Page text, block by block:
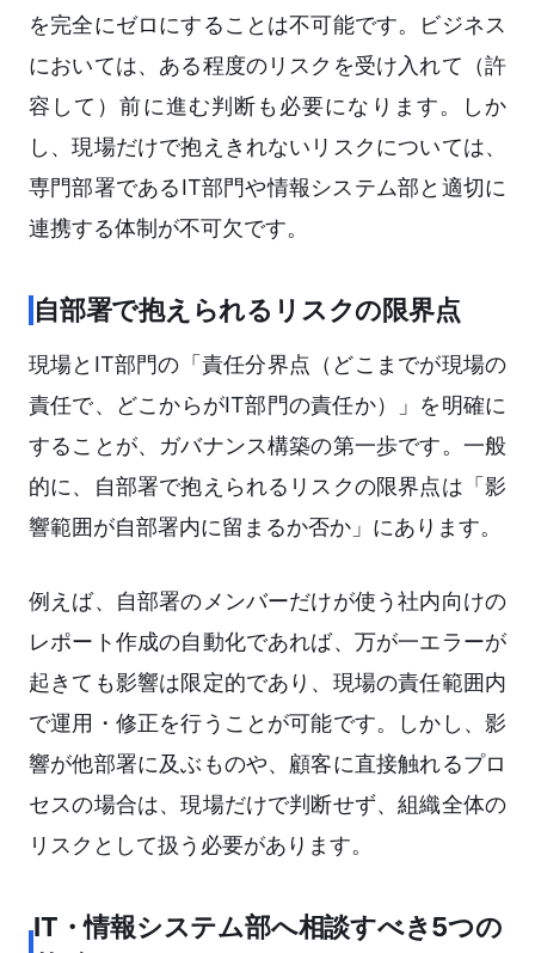
を完全にゼロにすることは不可能です。ビジネス
においては、ある程度のリスクを受け入れて（許
容して）前に進む判断も必要になります。しか
し、現場だけで抱えきれないリスクについては、
専門部署であるIT部門や情報システム部と適切に
連携する体制が不可欠です。
自部署で抱えられるリスクの限界点
現場とIT部門の「責任分界点（どこまでが現場の
責任で、どこからがIT部門の責任か）」を明確に
することが、ガバナンス構築の第一歩です。一般
的に、自部署で抱えられるリスクの限界点は「影
響範囲が自部署内に留まるか否か」にあります。
例えば、自部署のメンバーだけが使う社内向けの
レポート作成の自動化であれば、万が一エラーが
起きても影響は限定的であり、現場の責任範囲内
で運用・修正を行うことが可能です。しかし、影
響が他部署に及ぶものや、顧客に直接触れるプロ
セスの場合は、現場だけで判断せず、組織全体の
リスクとして扱う必要があります。
IT・情報システム部へ相談すべき5つの